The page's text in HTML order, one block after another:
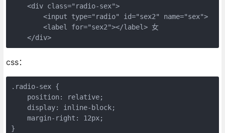
    <div class="radio-sex">
        <input type="radio" id="sex2" name="sex">
        <label for="sex2"></label> 女
    </div>
css：
.radio-sex {
    position: relative;
    display: inline-block;
    margin-right: 12px;
}